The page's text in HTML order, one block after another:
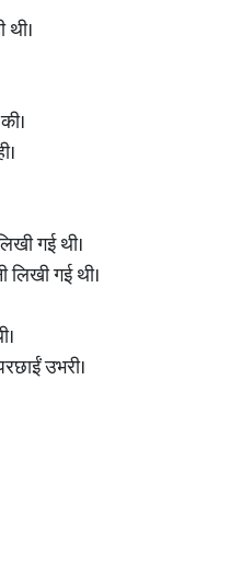
गई थी।
गई थी।
उभरी।